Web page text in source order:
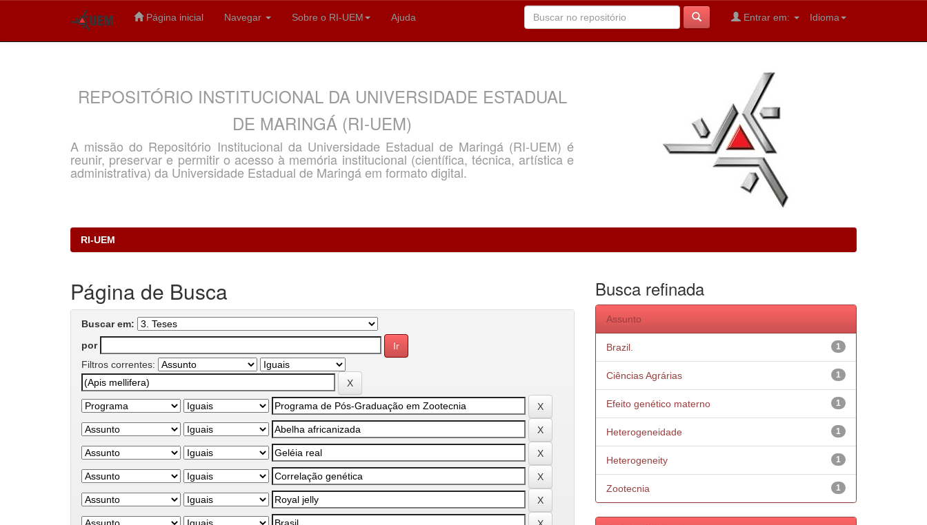
Página inicial Navegar Sobre o RI-UEM Ajuda Idioma
Entrar em:
REPOSITÓRIO INSTITUCIONAL DA UNIVERSIDADE ESTADUAL
DE MARINGÁ (RI-UEM)
A missão do Repositório Institucional da Universidade Estadual de Maringá (RI-UEM) é
reunir, preservar e permitir o acesso à memória institucional (científica, técnica, artística e
administrativa) da Universidade Estadual de Maringá em formato digital.
RI-UEM
Página de Busca
Buscar em:
por
Filtros correntes:
Busca refinada
Assunto
1
Brazil.
1
Ciências Agrárias
1
Efeito genético materno
1
Heterogeneidade
1
Heterogeneity
1
Zootecnia